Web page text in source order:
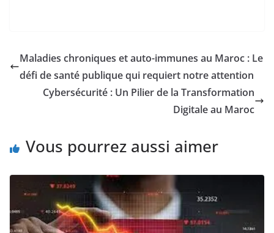
déclarant qu'il allait
autres équipes une
super ligue qu'il…
Maladies chroniques et auto-immunes au Maroc : Le
défi de santé publique qui requiert notre attention
Cybersécurité : Un Pilier de la Transformation
Digitale au Maroc
Vous pourrez aussi aimer